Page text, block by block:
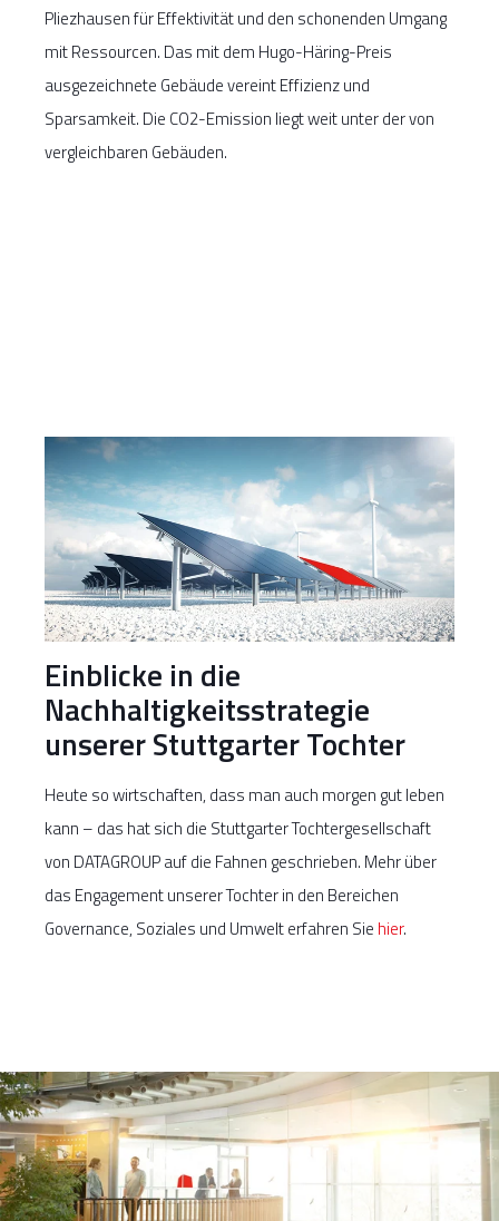
Pliezhausen für Effektivität und den schonenden Umgang
mit Ressourcen. Das mit dem Hugo-Häring-Preis
ausgezeichnete Gebäude vereint Effizienz und
Sparsamkeit. Die CO2-Emission liegt weit unter der von
vergleichbaren Gebäuden.
Einblicke in die
Nachhaltigkeitsstrategie
unserer Stuttgarter Tochter
Heute so wirtschaften, dass man auch morgen gut leben
kann – das hat sich die Stuttgarter Tochtergesellschaft
von DATAGROUP auf die Fahnen geschrieben. Mehr über
das Engagement unserer Tochter in den Bereichen
Governance, Soziales und Umwelt erfahren Sie hier.